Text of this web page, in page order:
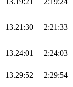
13.21:30 2:21:33
13.24:01 2:24:03
13.29:52 2:29:54